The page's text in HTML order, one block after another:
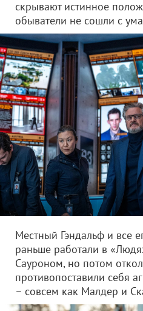
скрывают истинное
обыватели не сошли с
Местный Гэндальф и все
раньше работали в
Сауроном, но потом
противопоставили себя
– совсем как Малдер и